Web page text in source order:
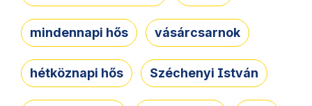
mindennapi hős vásárcsarnok
hétköznapi hős Széchenyi István